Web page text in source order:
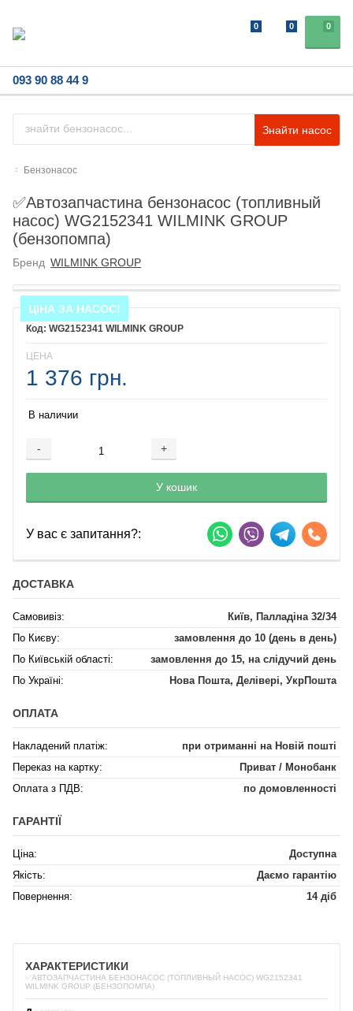
0
0 0
093 90 88 44 9
Знайти насос
Бензонасос
✅Автозапчастина бензонасос (топливный
насос) WG2152341 WILMINK GROUP
(бензопомпа)
Бренд WILMINK GROUP
ЦІНА ЗА НАСОС!
WG2152341 WILMINK GROUP
ЦЕНА
1 376 грн.
В наличии
- +
Добавляется...
У кошик
Добавлен
У вас є запитання?:
ДОСТАВКА
Самовивіз:
Київ, Палладіна 32/34
По Києву:
замовлення до 10 (день в день)
По Київській області:
замовлення до 15, на слідучий день
По Україні:
Нова Пошта, Делівері, УкрПошта
ОПЛАТА
Накладений платіж:
при отриманні на Новій пошті
Переказ на картку:
Приват / Монобанк
Оплата з ПДВ:
по домовленності
ГАРАНТІЇ
Ціна:
Доступна
Якість:
Даємо гарантію
Повернення:
14 діб
ХАРАКТЕРИСТИКИ
✅АВТОЗАПЧАСТИНА БЕНЗОНАСОС (ТОПЛИВНЫЙ НАСОС) WG2152341
WILMINK GROUP (БЕНЗОПОМПА)